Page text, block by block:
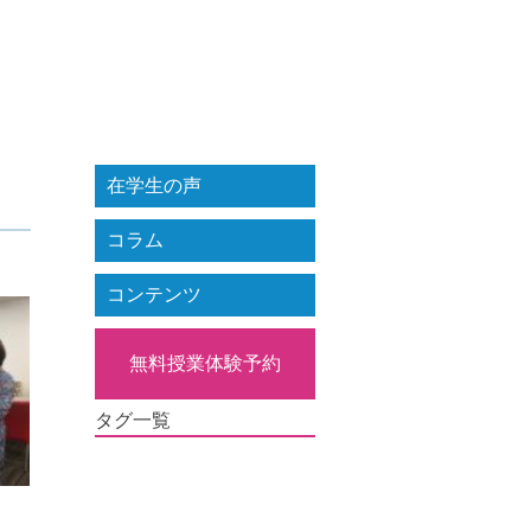
在学生の声
コラム
コンテンツ
無料授業体験予約
タグ一覧